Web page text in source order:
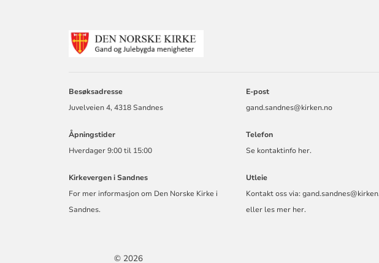
MENIGHET
Besøksadresse
Juvelveien 4, 4318 Sandnes
Åpningstider
Hverdager 9:00 til 15:00
Kirkevergen i Sandnes
For mer informasjon om Den Norske Kirke i
Sandnes.
E-post
gand.sandnes@kirken.no
Telefon
Se kontaktinfo her.
Utleie
Kontakt oss via:
eller les mer her.
© 2026